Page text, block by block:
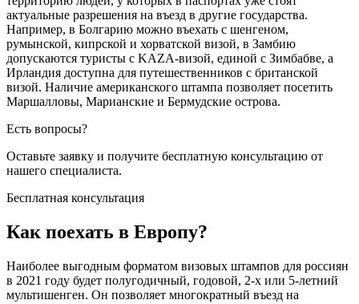
актуальные разрешения на въезд в другие государства.
Например, в Болгарию можно въехать с шенгеном,
румынской, кипрской и хорватской визой, в Замбию
допускаются туристы с KAZA-визой, единой с Зимбабве, а
Ирландия доступна для путешественников с британской
визой. Наличие американского штампа позволяет посетить
Маршалловы, Марианские и Бермудские острова.
Есть вопросы?
Оставьте заявку и получите бесплатную консультацию от
нашего специалиста.
Бесплатная консультация
Как поехать в Европу?
Наиболее выгодным форматом визовых штампов для россиян
в 2021 году будет полугодичный, годовой, 2-х или 5-летний
мультишенген. Он позволяет многократный въезд на